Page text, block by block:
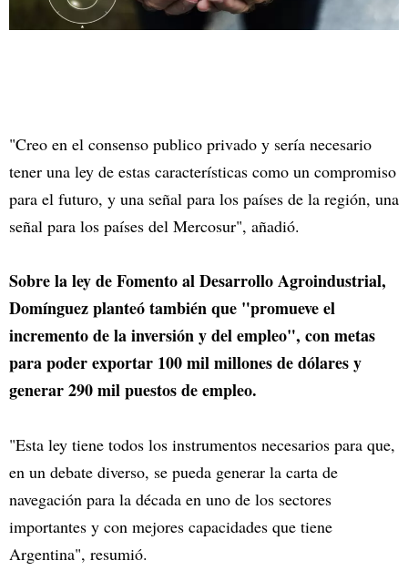
"Creo en el consenso publico privado y sería necesario
tener una ley de estas características como un compromiso
para el futuro, y una señal para los países de la región, una
señal para los países del Mercosur", añadió.
Sobre la ley de Fomento al Desarrollo Agroindustrial,
Domínguez planteó también que "promueve el
incremento de la inversión y del empleo", con metas
para poder exportar 100 mil millones de dólares y
generar 290 mil puestos de empleo.
"Esta ley tiene todos los instrumentos necesarios para que,
en un debate diverso, se pueda generar la carta de
navegación para la década en uno de los sectores
importantes y con mejores capacidades que tiene
Argentina", resumió.